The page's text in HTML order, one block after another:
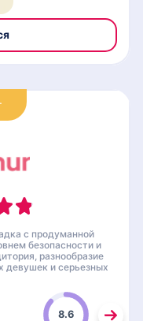
с продуманной
безопасности и
разнообразие
девушек и серьезных
8.6